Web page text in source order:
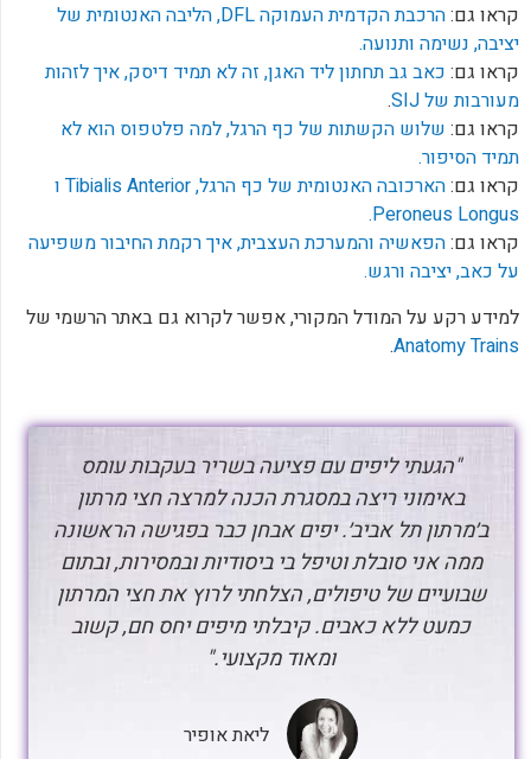
‏קראו גם:
הרכבת הקדמית העמוקה DFL, הליבה האנטומית של
יציבה, נשימה ותנועה.
‏קראו גם: כאב גב תחתון ליד האגן, זה לא תמיד דיסק, איך לזהות
מעורבות של SIJ
.
‏קראו גם: שלוש הקשתות של כף הרגל, למה פלטפוס הוא לא
תמיד הסיפור.
‏קראו גם:
הארכובה האנטומית של כף הרגל, Tibialis Anterior ו
Peroneus Longus.
קראו גם:הפאשיה והמערכת העצבית, איך רקמת החיבור משפיעה
על כאב, יציבה ורגש.
למידע רקע על המודל המקורי, אפשר לקרוא גם באתר הרשמי של
Anatomy Trains
.
"הגעתי ליפים עם פציעה בשריר בעקבות עומס
באימוני ריצה במסגרת הכנה למרצה חצי מרתון
ב׳מרתון תל אביב׳. יפים אבחן כבר בפגישה הראשונה
ממה אני סובלת וטיפל בי ביסודיות ובמסירות, ובתום
שבועיים של טיפולים, הצלחתי לרוץ את חצי המרתון
כמעט ללא כאבים. קיבלתי מיפים יחס חם, קשוב
ומאוד מקצועי."
ליאת אופיר